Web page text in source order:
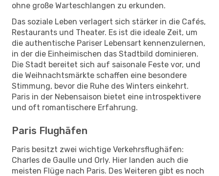
ohne große Warteschlangen zu erkunden.
Das soziale Leben verlagert sich stärker in die Cafés,
Restaurants und Theater. Es ist die ideale Zeit, um
die authentische Pariser Lebensart kennenzulernen,
in der die Einheimischen das Stadtbild dominieren.
Die Stadt bereitet sich auf saisonale Feste vor, und
die Weihnachtsmärkte schaffen eine besondere
Stimmung, bevor die Ruhe des Winters einkehrt.
Paris in der Nebensaison bietet eine introspektivere
und oft romantischere Erfahrung.
Paris Flughäfen
Paris besitzt zwei wichtige Verkehrsflughäfen:
Charles de Gaulle und Orly. Hier landen auch die
meisten Flüge nach Paris. Des Weiteren gibt es noch